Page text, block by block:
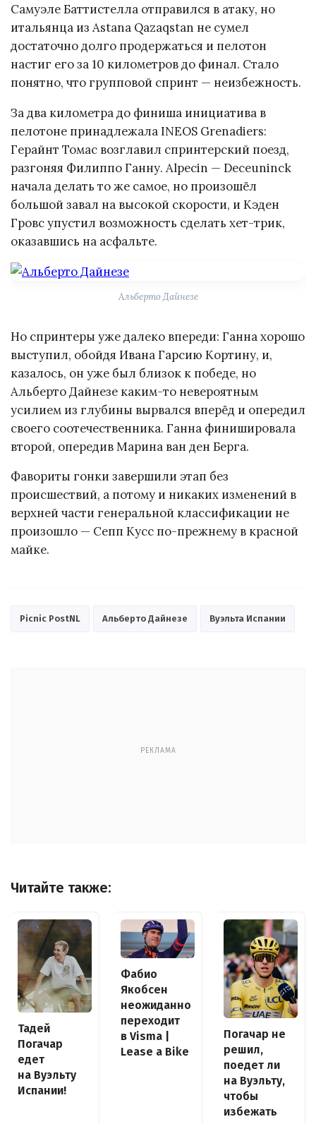
Самуэле Баттистелла отправился в атаку, но
итальянца из Astana Qazaqstan не сумел
достаточно долго продержаться и пелотон
настиг его за 10 километров до финал. Стало
понятно, что групповой спринт — неизбежность.
За два километра до финиша инициатива в
пелотоне принадлежала INEOS Grenadiers:
Герайнт Томас возглавил спринтерский поезд,
разгоняя Филиппо Ганну. Alpecin — Deceuninck
начала делать то же самое, но произошёл
большой завал на высокой скорости, и Кэден
Гровс упустил возможность сделать хет-трик,
оказавшись на асфальте.
Альберто Дайнезе
Но спринтеры уже далеко впереди: Ганна хорошо
выступил, обойдя Ивана Гарсию Кортину, и,
казалось, он уже был близок к победе, но
Альберто Дайнезе каким-то невероятным
усилием из глубины вырвался вперёд и опередил
своего соотечественника. Ганна финишировала
второй, опередив Марина ван ден Берга.
Фавориты гонки завершили этап без
происшествий, а потому и никаких изменений в
верхней части генеральной классификации не
произошло — Сепп Кусс по-прежнему в красной
майке.
Picnic PostNL Альберто Дайнезе Вуэльта Испании
РЕКЛАМА
Читайте также:
Тадей
Погачар
едет
на Вуэльту
Испании!
Фабио
Якобсен
неожиданно
переходит
в Visma |
Lease a Bike
Погачар не
решил,
поедет ли
на Вуэльту,
чтобы
избежать